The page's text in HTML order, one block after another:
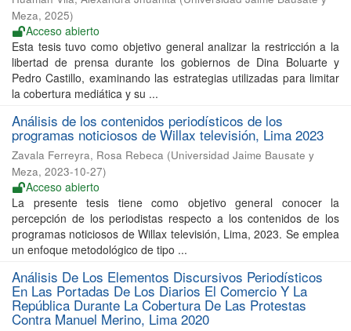
Meza, 2025)
Acceso abierto
Esta tesis tuvo como objetivo general analizar la restricción a la
libertad de prensa durante los gobiernos de Dina Boluarte y
Pedro Castillo, examinando las estrategias utilizadas para limitar
la cobertura mediática y su ...
Análisis de los contenidos periodísticos de los
programas noticiosos de Willax televisión, Lima 2023
Zavala Ferreyra, Rosa Rebeca (Universidad Jaime Bausate y
Meza, 2023-10-27)
Acceso abierto
La presente tesis tiene como objetivo general conocer la
percepción de los periodistas respecto a los contenidos de los
programas noticiosos de Willax televisión, Lima, 2023. Se emplea
un enfoque metodológico de tipo ...
Análisis De Los Elementos Discursivos Periodísticos
En Las Portadas De Los Diarios El Comercio Y La
República Durante La Cobertura De Las Protestas
Contra Manuel Merino, Lima 2020